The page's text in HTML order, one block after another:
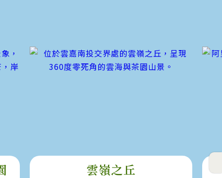
雲嶺之丘